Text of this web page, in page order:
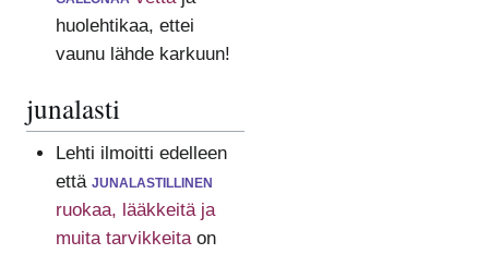
huolehtikaa, ettei
vaunu lähde karkuun!
junalasti
Lehti ilmoitti edelleen
että junalastillinen
ruokaa, lääkkeitä ja
muita tarvikkeitaon